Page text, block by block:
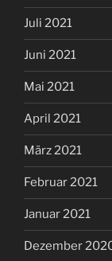
Juli 2021
Juni 2021
Mai 2021
April 2021
März 2021
Februar 2021
Januar 2021
Dezember